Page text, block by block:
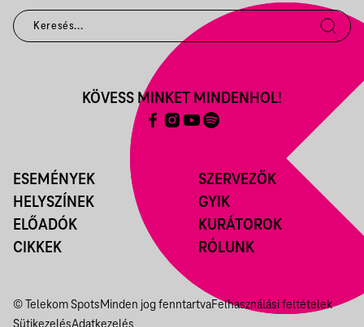
ESEMÉNYEK
HELYSZÍNEK
ELŐADÓK
CIKKEK
SZERVEZŐK
GYIK
KURÁTOROK
RÓLUNK
KÖVESS MINKET MINDENHOL!
© Telekom SpotsMinden jog fenntartvaFelhasználási feltételek